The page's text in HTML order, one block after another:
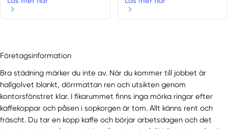
Nusnäs
Nyhammar
Orsa
Rättvik
Företagsinformation
Bra städning märker du inte av. När du kommer till jobbet är
hallgolvet blankt, dörrmattan ren och utsikten genom
kontorsfönstret klar. I fikarummet finns inga mörka ringar efter
kaffekoppar och påsen i sopkorgen är tom. Allt känns rent och
fräscht. Du tar en kopp kaffe och börjar arbetsdagen och det